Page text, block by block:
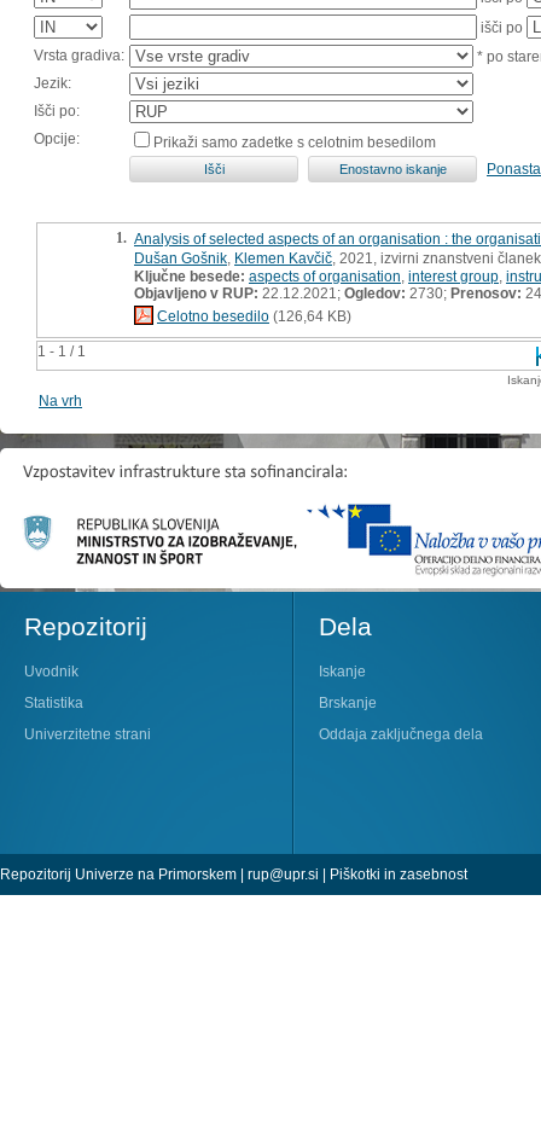
išči po
Vrsta gradiva:
* po
Jezik:
Išči po:
Opcije:
Prikaži samo zadetke s celotnim besedilom
1 - 1 / 1
1. Analysis of selected aspects of an organisation : the
Dušan Gošnik Klemen Kavčič , 2021, izvirni znanstveni članek
Ključne besede: aspects of organisation interest group
Objavljeno v RUP: 22.12.2021; Ogledov: 2730; Prenosov: 24
Celotno besedilo (126,64 KB)
Na vrh
Repozitorij
Uvodnik
Statistika
Univerzitetne strani
Dela
Iskanje
Brskanje
Oddaja zaključnega dela
Repozitorij Univerze na Primorskem | rup@upr.si | Piškotki in zasebnost